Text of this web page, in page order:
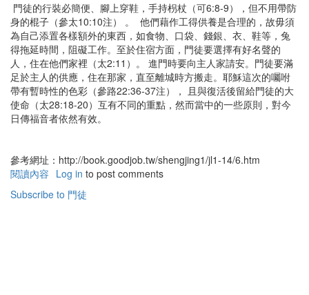
門徒的行裝必簡便、腳上穿鞋，手持枴杖（可6:8-9），但不用帶防
身的棍子（參太10:10注） 。 他們藉作工得供養是合理的，故毋須
為自己添置各樣額外的東西，如食物、口袋、錢銀、衣、鞋等，兔
得拖延時間，阻礙工作。至於住宿方面，門徒要選擇有好名聲的
人，住在他們家裡（太2:11）。 進門時要向主人家請安。門徒要滿
足於主人的供應，住在那家，直至離城時方搬走。耶穌這次的囑咐
帶有暫時性的色彩（參路22:36-37注）， 且與復活後留給門徒的大
使命（太28:18-20）互有不同的重點，然而當中的一些原則，對今
日傳福音者依然有效。
參考網址：http://book.goodjob.tw/shengjing1/jl1-14/6.htm
閱讀內容 有
耶
Log in to post comments
Subscribe to 門徒